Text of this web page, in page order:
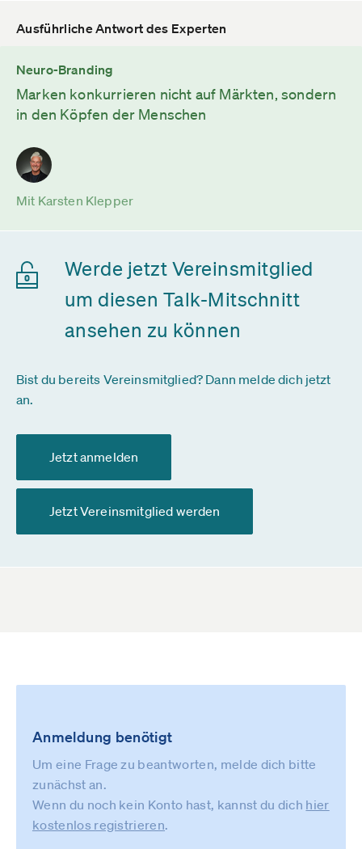
Ausführliche Antwort des Experten
Neuro-Branding
Marken konkurrieren nicht auf Märkten, sondern
in den Köpfen der Menschen
Mit Karsten Klepper
Werde jetzt Vereinsmitglied
um diesen Talk-Mitschnitt
ansehen zu können
Bist du bereits Vereinsmitglied? Dann melde dich jetzt
an.
Jetzt anmelden
Jetzt Vereinsmitglied werden
Anmeldung benötigt
Um eine Frage zu beantworten, melde dich bitte
zunächst an.
Wenn du noch kein Konto hast, kannst du dich hier
kostenlos registrieren.